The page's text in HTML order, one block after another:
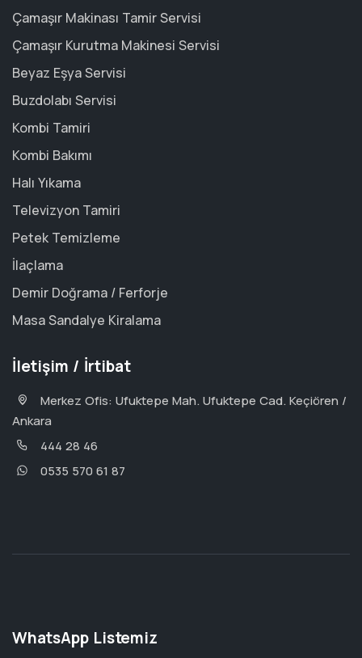
Çamaşır Makinası Tamir Servisi
Çamaşır Kurutma Makinesi Servisi
Beyaz Eşya Servisi
Buzdolabı Servisi
Kombi Tamiri
Kombi Bakımı
Halı Yıkama
Televizyon Tamiri
Petek Temizleme
İlaçlama
Demir Doğrama / Ferforje
Masa Sandalye Kiralama
İletişim / İrtibat
Merkez Ofis: Ufuktepe Mah. Ufuktepe Cad. Keçiören /
Ankara
444 28 46
0535 570 61 87
WhatsApp Listemiz